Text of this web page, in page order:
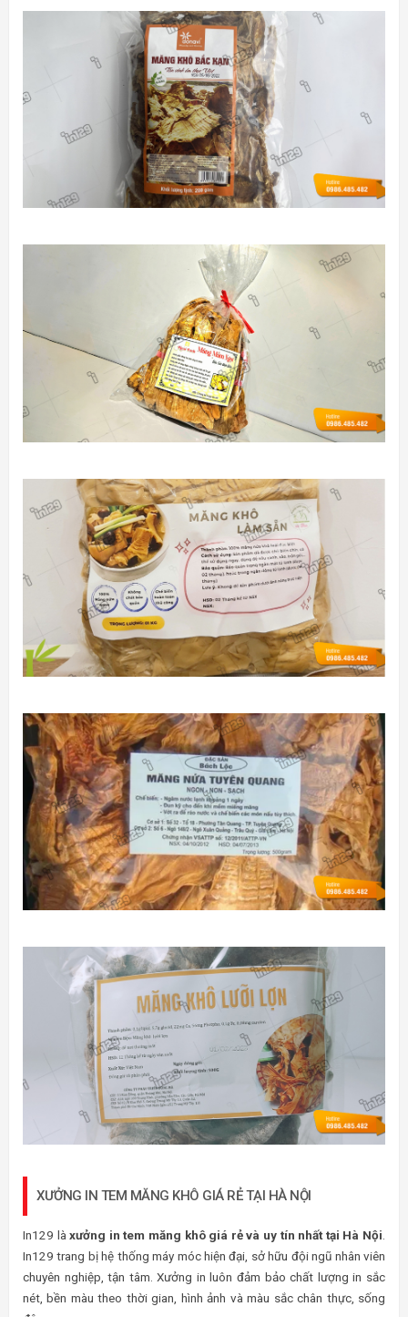
XƯỞNG IN TEM MĂNG KHÔ GIÁ RẺ TẠI HÀ NỘI
In129 làxưởng in tem măng khô giá rẻ và uy tín nhất tại Hà Nội
In129 trang bị hệ thống máy móc hiện đại, sở hữu đội ngũ nhân viên
chuyên nghiệp, tận tâm. Xưởng in luôn đảm bảo chất lượng in sắc
nét, bền màu theo thời gian, hình ảnh và màu sắc chân thực, sống